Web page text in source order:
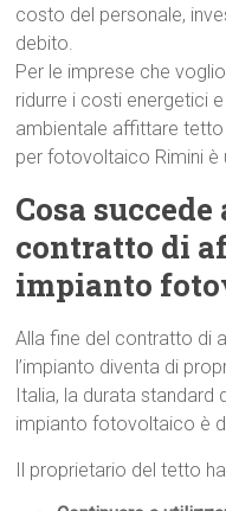
costo del personale,
debito.
Per le imprese che
ridurre i costi energetici
ambientale affittare
per fotovoltaico Rimini è
Cosa
contratto di
impianto
Alla fine del contratto di
l’impianto diventa di
Italia, la durata
impianto fotovoltaico è
Il proprietario del tetto